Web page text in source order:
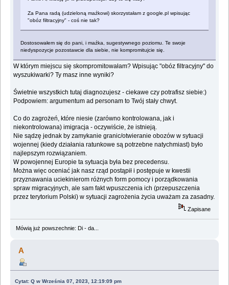
Za Pana radą (udzieloną maźkowi) skorzystałam z google.pl wpisując
"obóz filtracyjny" - coś nie tak?
Dostosowałem się do pani, i maźka, sugestywnego poziomu. Te swoje
niedyspozycje pozostawcie dla siebie, nie kompromitujcie się.
W którym miejscu się skompromitowałam? Wpisując "obóz filtracyjny" do
wyszukiwarki? Ty masz inne wyniki?
Świetnie wszystkich tutaj diagnozujesz - ciekawe czy potrafisz siebie:)
Podpowiem: argumentum ad personam to Twój stały chwyt.
Co do zagrożeń, które niesie (zarówno kontrolowana, jak i
niekontrolowana) imigracja - oczywiście, że istnieją.
Nie sądzę jednak by zamykanie granic/otwieranie obozów w sytuacji
wojennej (kiedy działania ratunkowe są potrzebne natychmiast) było
najlepszym rozwiązaniem.
W powojennej Europie ta sytuacja była bez precedensu.
Można więc oceniać jak nasz rząd postąpił i postępuje w kwestii
przyznawania uciekinierom różnych form pomocy i porządkowania
spraw migracyjnych, ale sam fakt wpuszczenia ich (przepuszczenia
przez terytorium Polski) w sytuacji zagrożenia życia uważam za zasadny.
Zapisane
Mówią już powszechnie: Di - da...
A
Cytat: Q w Września 07, 2023, 12:19:09 pm